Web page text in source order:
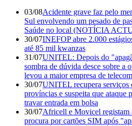
03/08Acidente grave faz pelo
Sul envolvendo um pesado de
Saúde no local (NOTÍCIA
30/07INEFOP abre 2.000
até 85 mil kwanzas
31/07UNITEL: Depois do
sombra de dúvida desce sobre a
levou a maior empresa de
30/07UNITEL recupera serviços
províncias e suspeita que ataque
travar entrada em bolsa
30/07Africell e Movicel registam
procura por cartões SIM após